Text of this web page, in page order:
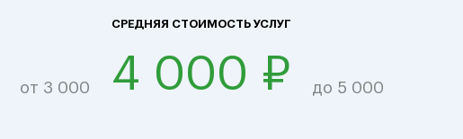
СРЕДНЯЯ СТОИМОСТЬ УСЛУГ
от 3 000 4 000 ₽ до 5 000